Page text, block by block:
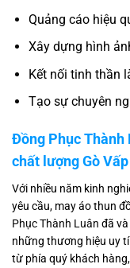
Quảng cáo hiệu
Xây dựng hình
Kết nối tinh thần
Tạo sự chuyên
Đồng Phục Thành
chất lượng Gò
Với nhiều năm kinh
yêu cầu, may áo thun
Phục Thành Luân đã
những thương hiệu uy
từ phía quý khách hàng,